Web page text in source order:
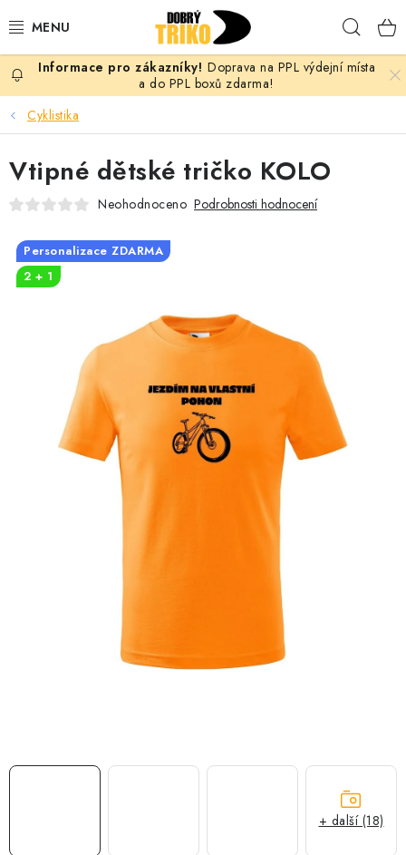
na
PRO ŽENY
PRO MUŽE
PRO DĚTI
PRO PÁRY
OKAMŽITĚ K ODBĚRU
PROVIZNÍ SYSTÉM
Doprava na PPL výdejní místa
a do PPL boxů zdarma!
Cyklistika
Vtipné dětské tričko KOLO
Neohodnoceno Podrobnosti hodnocení
Personalizace ZDARMA
2 + 1
+ další (18)